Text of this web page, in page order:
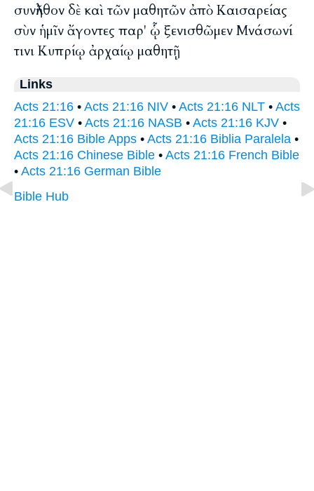
συνῆλθον δὲ καὶ τῶν μαθητῶν ἀπὸ Καισαρείας
σὺν ἡμῖν ἄγοντες παρ' ᾧ ξενισθῶμεν Μνάσωνί
τινι Κυπρίῳ ἀρχαίῳ μαθητῇ
Links
Acts 21:16 • Acts 21:16 NIV • Acts 21:16 NLT • Acts
21:16 ESV • Acts 21:16 NASB • Acts 21:16 KJV •
Acts 21:16 Bible Apps • Acts 21:16 Biblia Paralela •
Acts 21:16 Chinese Bible • Acts 21:16 French Bible
• Acts 21:16 German Bible
Bible Hub